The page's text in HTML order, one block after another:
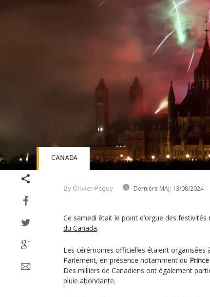
By Olivier Peguy Dernière MAJ: 13/08/2024
CANADA
Ce samedi était le point d’orgue des festivités
du Canada.
Les cérémonies officielles étaient organisées
Parlement, en présence notamment du
Des milliers de Canadiens ont également
pluie abondante.